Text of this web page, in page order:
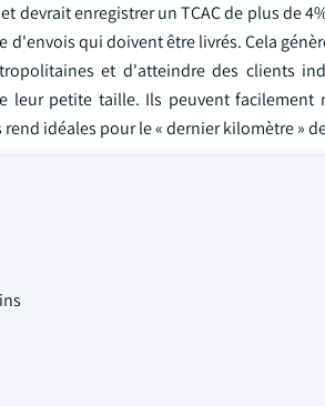
devrait enregistrer un TCAC de plus de
qui doivent être livrés. Cela
et d'atteindre des clients
petite taille. Ils peuvent facilement
idéales pour le « dernier kilomètre »